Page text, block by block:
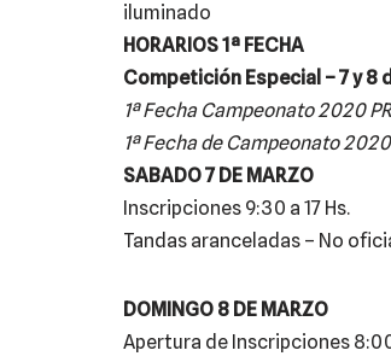
iluminado
HORARIOS 1ª FECHA
Competición Especial – 7 y 8
1ª Fecha Campeonato 2020
1ª Fecha de Campeonato
SABADO 7 DE MARZO
Inscripciones 9:30 a 17 Hs.
Tandas aranceladas – No
DOMINGO 8 DE MARZO
Apertura de Inscripciones